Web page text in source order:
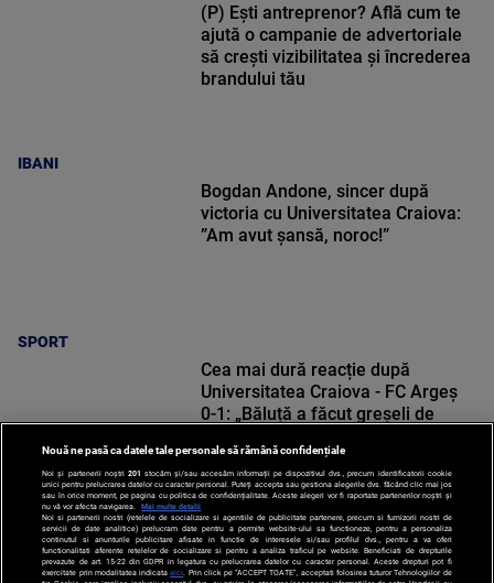
IBANI
(P) Ești antreprenor? Află cum te
ajută o campanie de advertoriale
să crești vizibilitatea și încrederea
brandului tău
SPORT
Bogdan Andone, sincer după
victoria cu Universitatea Craiova:
”Am avut șansă, noroc!”
SPORT
Cea mai dură reacție după
Universitatea Craiova - FC Argeș
0-1: „Băluță a făcut greșeli de
Nouă ne pasă ca datele tale personale să rămână confidențiale
Noi și partenerii noștri 201 stocăm și/sau accesăm informații pe dispozitivul dvs., precum identificatorii cookie
unici pentru prelucrarea datelor cu caracter personal. Puteți accepta sau gestiona alegerile dvs. făcând clic mai jos
sau în orice moment, pe pagina cu politica de confidențialitate. Aceste alegeri vor fi raportate partenerilor noștri și
nu vă vor afecta navigarea.
Mai multe detalii
Noi si partenerii nostri (retelele de socializare si agentiile de publicitate partenere, precum si furnizorii nostri de
servicii de date analitice) prelucram date pentru a permite website-ului sa functioneze, pentru a personaliza
continutul si anunturile publicitare afisate in functie de interesele si/sau profilul dvs., pentru a va oferi
functionalitati aferente retelelor de socializare si pentru a analiza traficul pe website. Beneficiati de drepturile
prevazute de art. 15-22 din GDPR in legatura cu prelucrarea datelor cu caracter personal. Aceste drepturi pot fi
exercitate prin modalitatea indicataaici . Prin click pe “ACCEPT TOATE”, acceptati folosirea tuturor Tehnologiilor de